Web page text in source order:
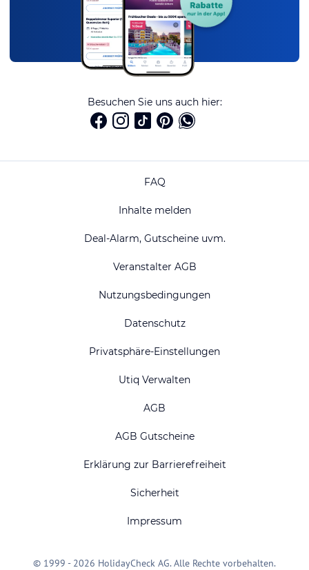
Besuchen Sie uns auch hier:
FAQ
Inhalte melden
Deal-Alarm, Gutscheine uvm.
Veranstalter AGB
Nutzungsbedingungen
Datenschutz
Privatsphäre-Einstellungen
Utiq Verwalten
AGB
AGB Gutscheine
Erklärung zur Barrierefreiheit
Sicherheit
Impressum
© 1999 - 2026 HolidayCheck AG. Alle Rechte vorbehalten.